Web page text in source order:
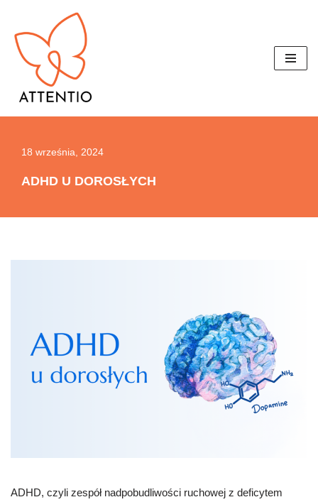
Przejdź
do
treści
18 września, 2024
ADHD U DOROSŁYCH
ADHD, czyli zespół nadpobudliwości ruchowej z deficytem